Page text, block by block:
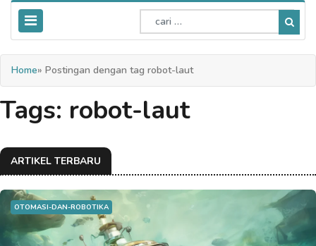
Home» Postingan dengan tag robot-laut
Tags: robot-laut
ARTIKEL TERBARU
OTOMASI-DAN-ROBOTIKA